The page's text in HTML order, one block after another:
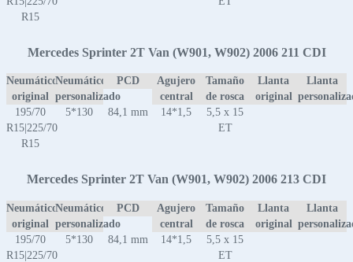
R15
Mercedes Sprinter 2T Van (W901, W902) 2006 211 CDI
Neumático
original
Neumático
personalizado
PCD
Agujero
central
Tamaño
de rosca
Llanta
original
Llanta
195/70
R15|225/70
R15
5*130 84,1 mm 14*1,5
5,5 x 15
ET
Mercedes Sprinter 2T Van (W901, W902) 2006 213 CDI
Neumático
original
Neumático
personalizado
PCD
Agujero
central
Tamaño
de rosca
Llanta
original
Llanta
195/70
R15|225/70
5*130 84,1 mm 14*1,5
5,5 x 15
ET